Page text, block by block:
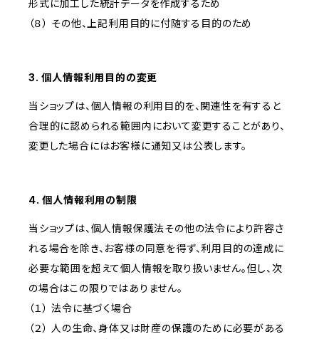
形式に加工した統計データを作成するため
（８） その他、上記利用目的に付随する目的のため
3. 個人情報利用目的の変更
当ショップは、個人情報の利用目的を、関連性を有すると
合理的に認められる範囲内において変更することがあり、
変更した場合にはお客様に通知又は公表します。
4. 個人情報利用の制限
当ショップは、個人情報保護法その他の法令により許容さ
れる場合を除き、お客様の同意を得ず、利用目的の達成に
必要な範囲を超えて個人情報を取り扱いません。但し、次
の場合はこの限りではありません。
（１） 法令に基づく場合
（２） 人の生命、身体又は財産の保護のために必要がある